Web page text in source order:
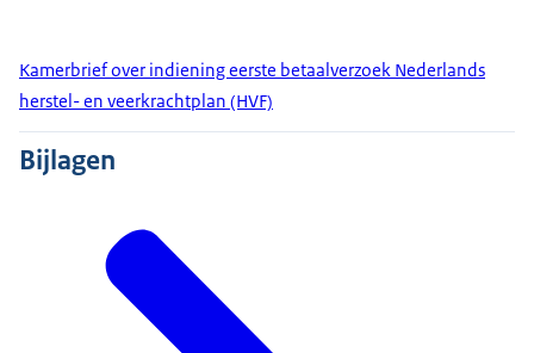
Kamerbrief over indiening eerste betaalverzoek Nederlands
herstel- en veerkrachtplan (HVF)
Bijlagen